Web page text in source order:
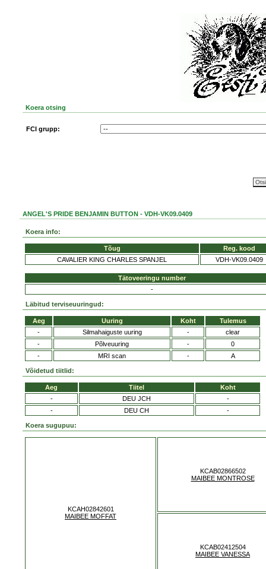
Koera otsing
FCI grupp:
ANGEL'S PRIDE BENJAMIN BUTTON - VDH-VK09.0409
Koera info:
Tõug
Reg. kood
CAVALIER KING CHARLES SPANJEL
VDH-VK09.0409
Tätoveeringu number
-
Läbitud terviseuuringud:
Aeg Uuring Koht
Tulemus
-
Silmahaiguste uuring -
clear
-
Põlveuuring -
0
-
MRI scan - A
Võidetud tiitlid:
Aeg Tiitel
Koht
-
DEU JCH
-
-
DEU CH -
Koera sugupuu:
KCAH02842601
MAIBEE MOFFAT
KCAB02866502
MAIBEE MONTROSE
KCAB02412504
MAIBEE VANESSA